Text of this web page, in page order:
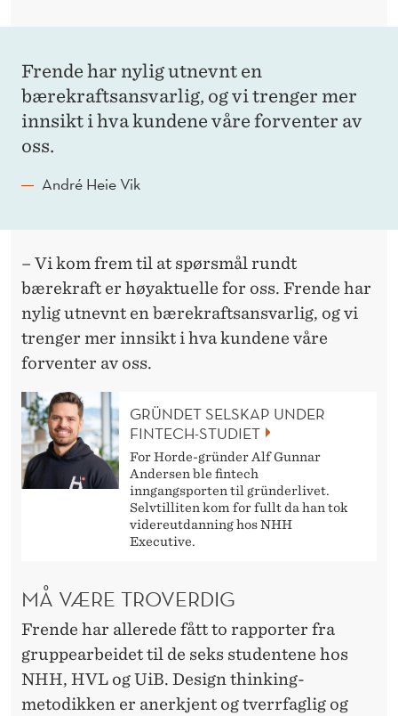
Frende har nylig utnevnt en
bærekraftsansvarlig, og vi trenger mer
innsikt i hva kundene våre forventer av
oss.
André Heie Vik
– Vi kom frem til at spørsmål rundt
bærekraft er høyaktuelle for oss. Frende har
nylig utnevnt en bærekraftsansvarlig, og vi
trenger mer innsikt i hva kundene våre
forventer av oss.
GRÜNDET SELSKAP UNDER
FINTECH-STUDIET
For Horde-gründer Alf Gunnar
Andersen ble fintech
inngangsporten til gründerlivet.
Selvtilliten kom for fullt da han tok
videreutdanning hos NHH
Executive.
MÅ VÆRE TROVERDIG
Frende har allerede fått to rapporter fra
gruppearbeidet til de seks studentene hos
NHH, HVL og UiB. Design thinking-
metodikken er anerkjent og tverrfaglig og